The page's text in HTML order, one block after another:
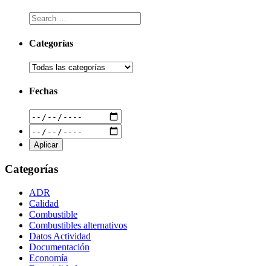
Categorías
Fechas
Categorías
ADR
Calidad
Combustible
Combustibles alternativos
Datos Actividad
Documentación
Economía